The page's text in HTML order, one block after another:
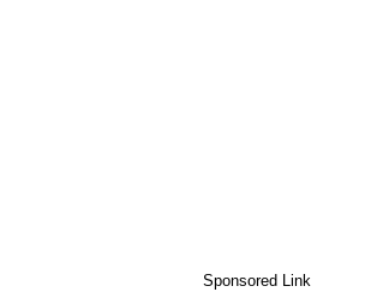
Sponsored Link